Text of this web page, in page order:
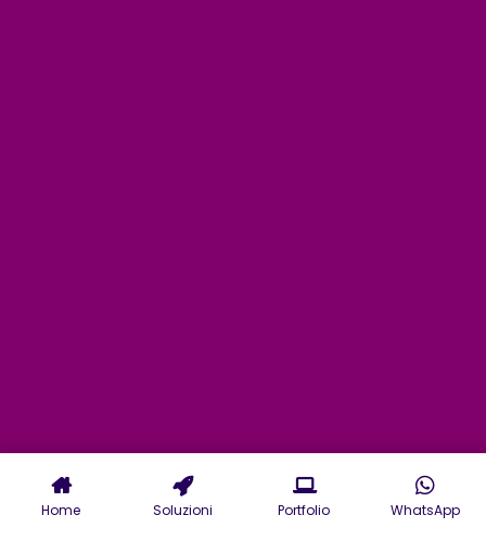
Home Soluzioni Portfolio WhatsApp